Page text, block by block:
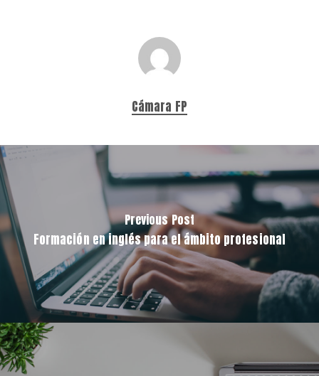
Cámara FP
Previous Post
Formación en inglés para el ámbito profesional